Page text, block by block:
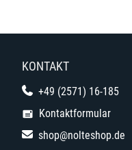
KONTAKT
+49 (2571) 16-185
Kontaktformular
shop@nolteshop.de